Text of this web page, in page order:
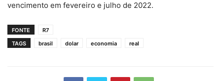
vencimento em fevereiro e julho de 2022.
FONTE
R7
TAGS
brasil dolar economia real